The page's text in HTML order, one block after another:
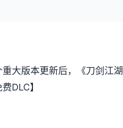
大版本更新后，《刀剑江
DLC】